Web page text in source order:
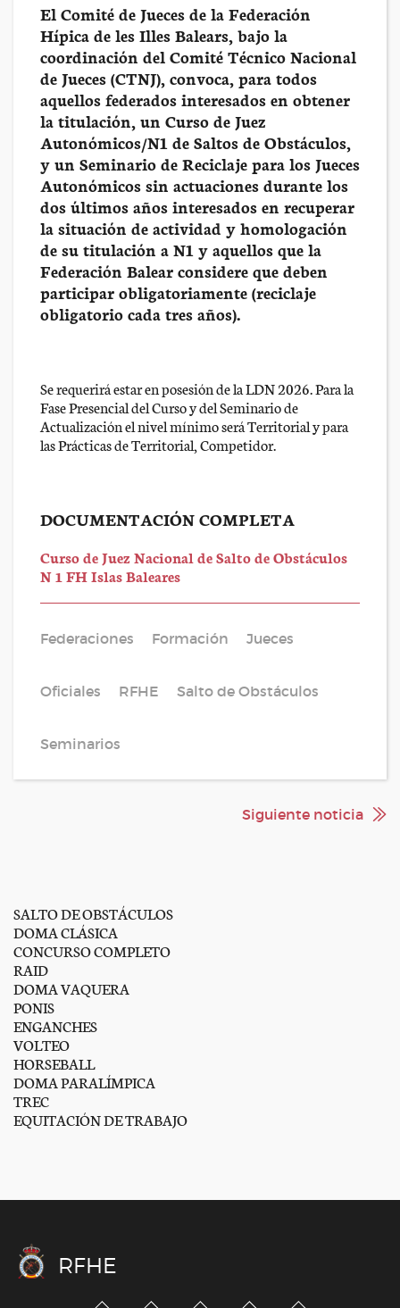
El Comité de Jueces de la Federación
Hípica de les Illes Balears, bajo la
coordinación del Comité Técnico Nacional
de Jueces (CTNJ), convoca, para todos
aquellos federados interesados en obtener
la titulación, un Curso de Juez
Autonómicos/N1 de Saltos de Obstáculos,
y un Seminario de Reciclaje para los Jueces
Autonómicos sin actuaciones durante los
dos últimos años interesados en recuperar
la situación de actividad y homologación
de su titulación a N1 y aquellos que la
Federación Balear considere que deben
participar obligatoriamente (reciclaje
obligatorio cada tres años).
Se requerirá estar en posesión de la LDN 2026. Para la
Fase Presencial del Curso y del Seminario de
Actualización el nivel mínimo será Territorial y para
las Prácticas de Territorial, Competidor.
DOCUMENTACIÓN COMPLETA
Curso de Juez Nacional de Salto de Obstáculos
N 1 FH Islas Baleares
Federaciones Formación Jueces
Oficiales RFHE Salto de Obstáculos
Seminarios
Siguiente noticia
SALTO DE OBSTÁCULOS
DOMA CLÁSICA
CONCURSO COMPLETO
RAID
DOMA VAQUERA
PONIS
ENGANCHES
VOLTEO
HORSEBALL
DOMA PARALÍMPICA
TREC
EQUITACIÓN DE TRABAJO
RFHE